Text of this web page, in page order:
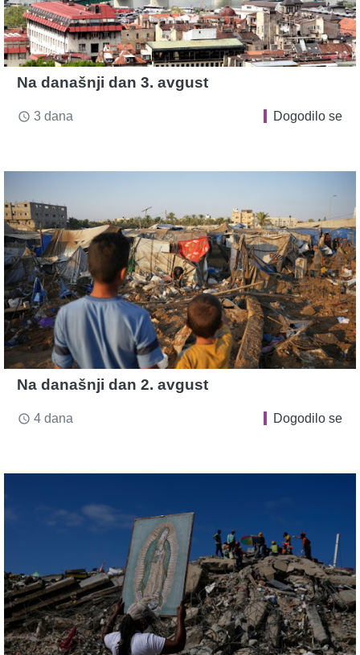
Na današnji dan 3. avgust
access_time 3 dana Dogodilo se
Na današnji dan 2. avgust
access_time 4 dana Dogodilo se